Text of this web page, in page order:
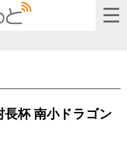
長杯 南小ドラゴン